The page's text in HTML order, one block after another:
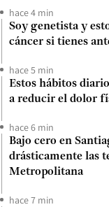
hace 4 min
Soy genetista y
cáncer si tienes
hace 5 min
Estos hábitos
a reducir el dolor
hace 6 min
Bajo cero en
drásticamente las
Metropolitana
hace 7 min